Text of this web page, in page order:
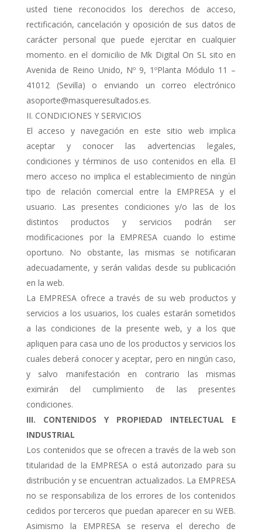
usted tiene reconocidos los derechos de acceso,
rectificación, cancelación y oposición de sus datos de
carácter personal que puede ejercitar en cualquier
momento. en el domicilio de Mk Digital On SL sito en
Avenida de Reino Unido, Nº 9, 1ºPlanta Módulo 11 –
41012 (Sevilla) o enviando un correo electrónico
asoporte@masqueresultados.es.
II. CONDICIONES Y SERVICIOS
El acceso y navegación en este sitio web implica
aceptar y conocer las advertencias legales,
condiciones y términos de uso contenidos en ella. El
mero acceso no implica el establecimiento de ningún
tipo de relación comercial entre la EMPRESA y el
usuario. Las presentes condiciones y/o las de los
distintos productos y servicios podrán ser
modificaciones por la EMPRESA cuando lo estime
oportuno. No obstante, las mismas se notificaran
adecuadamente, y serán validas desde su publicación
en la web.
La EMPRESA ofrece a través de su web productos y
servicios a los usuarios, los cuales estarán sometidos
a las condiciones de la presente web, y a los que
apliquen para casa uno de los productos y servicios los
cuales deberá conocer y aceptar, pero en ningún caso,
y salvo manifestación en contrario las mismas
eximirán del cumplimiento de las presentes
condiciones.
III. CONTENIDOS Y PROPIEDAD INTELECTUAL E
INDUSTRIAL
Los contenidos que se ofrecen a través de la web son
titularidad de la EMPRESA o está autorizado para su
distribución y se encuentran actualizados. La EMPRESA
no se responsabiliza de los errores de los contenidos
cedidos por terceros que puedan aparecer en su WEB.
Asimismo la EMPRESA se reserva el derecho de